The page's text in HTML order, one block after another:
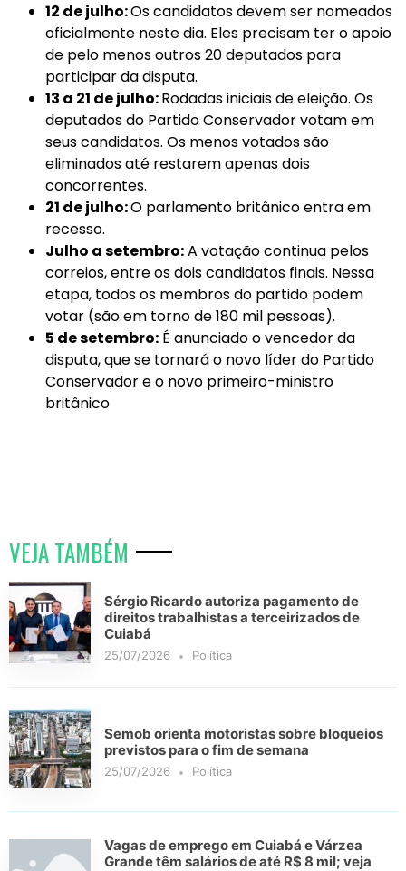
12 de julho:Os candidatos devem ser nomeados
oficialmente neste dia. Eles precisam ter o apoio
de pelo menos outros 20 deputados para
participar da disputa.
13 a 21 de julho:Rodadas iniciais de eleição. Os
deputados do Partido Conservador votam em
seus candidatos. Os menos votados são
eliminados até restarem apenas dois
concorrentes.
21 de julho:O parlamento britânico entra em
recesso.
Julho a setembro:A votação continua pelos
correios, entre os dois candidatos finais. Nessa
etapa, todos os membros do partido podem
votar (são em torno de 180 mil pessoas).
5 de setembro: É anunciado o vencedor da
disputa, que se tornará o novo líder do Partido
Conservador e o novo primeiro-ministro
britânico
VEJA TAMBÉM
Sérgio Ricardo autoriza pagamento de
direitos trabalhistas a terceirizados de
Cuiabá
25/07/2026 Política
Semob orienta motoristas sobre bloqueios
previstos para o fim de semana
25/07/2026 Política
Vagas de emprego em Cuiabá e Várzea
Grande têm salários de até R$ 8 mil; veja